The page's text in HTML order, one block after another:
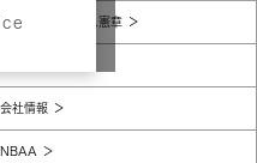
コンプライアンス憲章
会社情報
NBAA